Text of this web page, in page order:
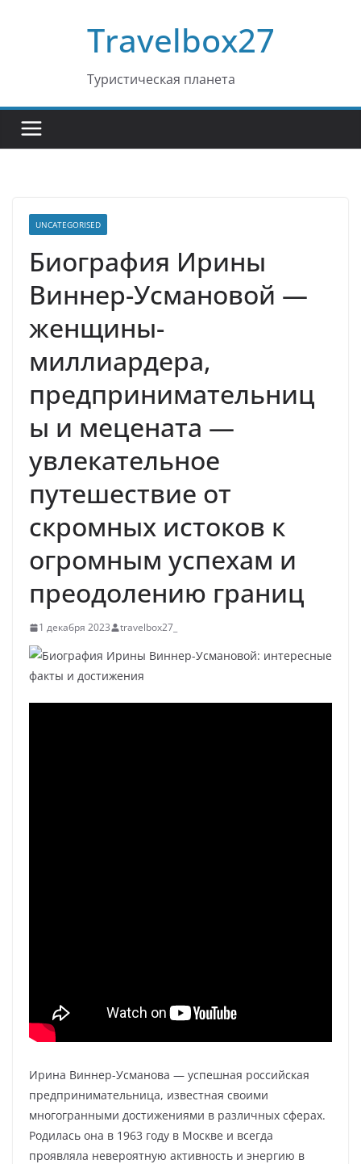
Travelbox27
Туристическая планета
UNCATEGORISED
Биография Ирины
Виннер-Усмановой —
женщины-
миллиардера,
предпринимательниц
ы и мецената —
увлекательное
путешествие от
скромных истоков к
огромным успехам и
преодолению границ
1 декабря 2023 travelbox27_
Ирина Виннер-Усманова — успешная российская
предпринимательница, известная своими
многогранными достижениями в различных сферах.
Родилась она в 1963 году в Москве и всегда
проявляла невероятную активность и энергию в